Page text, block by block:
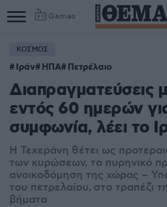
Games
ΚΟΣΜΟΣ
Ιράν ΗΠΑ Πετρέλαιο
Διαπραγματεύσεις
εντός 60 ημερών
συμφωνία, λέει το
Η Τεχεράνη θέτει ως
των κυρώσεων, το πυρηνικό
ανοικοδόμηση της χώρας –
του πετρελαίου, στο τραπέζι
βήματα